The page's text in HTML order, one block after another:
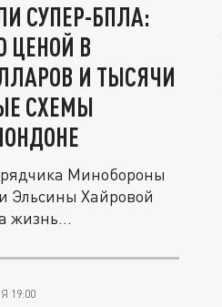
СУПЕР-БПЛА:
ЦЕНОЙ В
И ТЫСЯЧИ
СХЕМЫ
Минобороны
Эльсины Хайровой
жизнь
19:00